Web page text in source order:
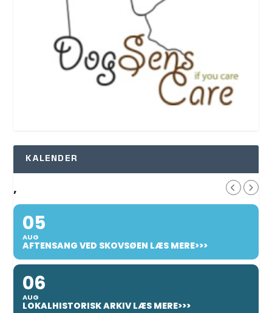
KALENDER
,
05
AUG
AFTENSANG VED SKOVSØEN LÆS MERE>>>
06
AUG
LOKALHISTORISK ARKIV LÆS MERE>>>